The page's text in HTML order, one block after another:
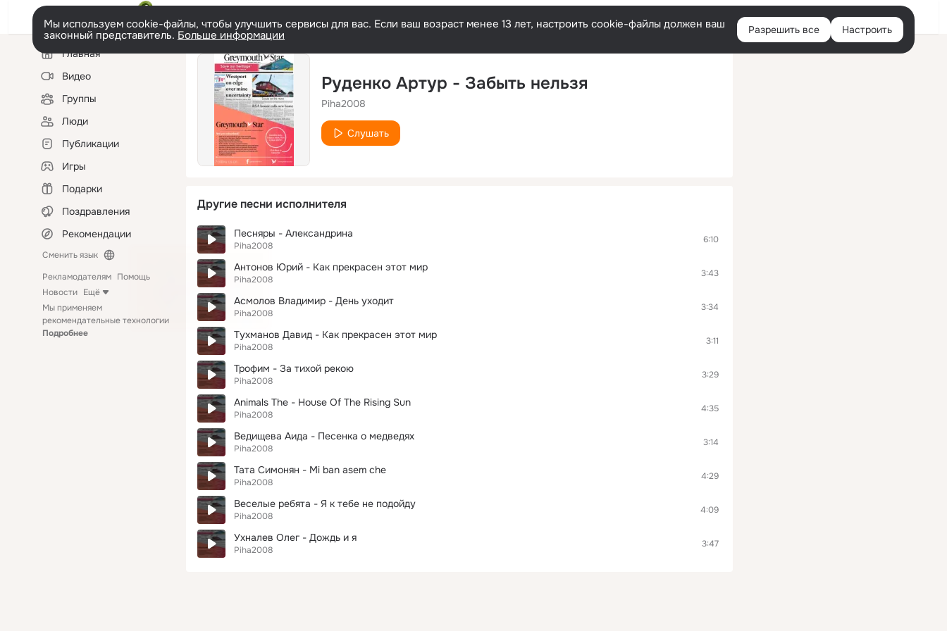
Войти
Мы используем cookie-файлы, чтобы улучшить сервисы для вас. Если ваш возраст менее 13 лет, настроить cookie-файлы должен ваш
законный представитель. Больше информации Разрешить все Настроить
Левая
колонкаГлавная
Видео
Группы
Люди
Публикации
Игры
Подарки
Поздравления
Рекомендации
Сменить язык
Рекламодателям Помощь
Новости Ещё
Мы применяем
рекомендательные технологии
Подробнее
Руденко Артур - Забыть нельзя
Piha2008
Слушать
Другие песни исполнителя
Песняры - Александрина
Piha2008
6:10
Антонов Юрий - Как прекрасен этот мир
Piha2008
3:43
Асмолов Владимир - День уходит
Piha2008
3:34
Тухманов Давид - Как прекрасен этот мир
Piha2008
3:11
Трофим - За тихой рекою
Piha2008
3:29
Animals The - House Of The Rising Sun
Piha2008
4:35
Ведищева Аида - Песенка о медведях
Piha2008
3:14
Тата Симонян - Mi ban asem che
Piha2008
4:29
Веселые ребята - Я к тебе не подойду
Piha2008
4:09
Ухналев Олег - Дождь и я
Piha2008
3:47